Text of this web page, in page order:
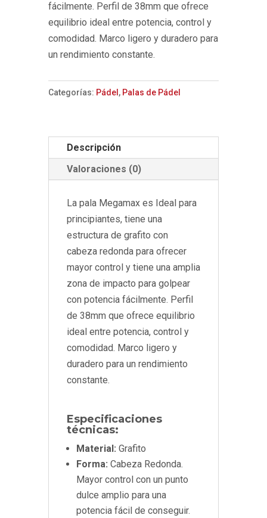
fácilmente. Perfil de 38mm que ofrece
equilibrio ideal entre potencia, control y
comodidad. Marco ligero y duradero para
un rendimiento constante.
Categorías: Pádel , Palas de Pádel
Descripción
Valoraciones (0)
La pala Megamax es Ideal para
principiantes, tiene una
estructura de grafito con
cabeza redonda para ofrecer
mayor control y tiene una amplia
zona de impacto para golpear
con potencia fácilmente. Perfil
de 38mm que ofrece equilibrio
ideal entre potencia, control y
comodidad. Marco ligero y
duradero para un rendimiento
constante.
Especificaciones
técnicas:
Material: Grafito
Forma: Cabeza Redonda.
Mayor control con un punto
dulce amplio para una
potencia fácil de conseguir.